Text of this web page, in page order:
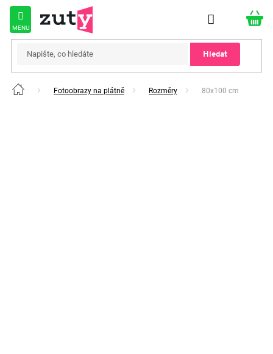
Přejít
obsah
Hledat
Domů Fotoobrazy na plátně Rozměry 80x100 cm